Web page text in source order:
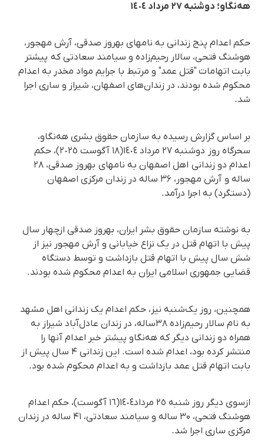
هەنگاو؛ دوشنبە ٢٧ مرداد ١٤٠٤
حکم اعدام پنج زندانی بە نامهای بهروز صدقی، آرش مهجور،
هوشنگ فتحی، سالار رحیم‌زاده و سیامند سعادتی کە پیشتر
بابت اتهامات "قتل عمد" و مرتبط با جرایم مواد مخدر به اعدام
محکوم شده بودند، در زندان‌های اصفهان، شیراز و ساری اجرا
شد.
بر اساس گزارش رسیده به سازمان حقوق بشری هه‌نگاو،
سحرگاه روز دوشنبه ۲۷ مرداد ١٤٠٤(١٨ آگوست ٢٠٢٥)، حکم
اعدام دو زندانی اهل اصفهان بە نامهای بهروز صدقی، ۲۸
سالە و آرش مهجور، ۳۶ ساله در زندان مرکزی اصفهان
(دستگرد) به اجرا درآمد.
بە نوشتە سازمان حقوق بشر ایران، بهروز صدقی ازچهار سال
پیش با اتهام قتل در یک نزاع خیابانی و آرش مهجور نیز از
شش سال پیش با اتهام قتل بازداشت و توسط دستگاه
قضایی جمهوری اسلامی ایران به اعدام محکوم شده بودند.
همچنین، روز یک‌شنبه نیز، حکم اعدام یک زندانی اهل مشهد
به نام سالار رحیم‌زاده ۳۸ساله، در زندان عادل‌آباد شیراز به
همراه دو زندانی دیگر که هه‌نگاو پیشتر خبر اعدام آنها را
منتشر کرده بود، اعدام شده است. این زندانی ۴ سال پیش از
بابت اتهام قتل عمد بازداشت و به اعدام محکوم شده بود.
ازسوی دیگر روز شنبە ٢٥ مرداد١٤٠٤(١٦ آگوست)، حکم اعدام
هوشنگ فتحی، ۳۰ ساله و سیامند سعادتی، ۴۱ ساله در زندان
مرکزی ساری اجرا شد.